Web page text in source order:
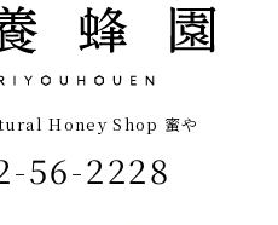
Honey Shop 蜜や
56-2228